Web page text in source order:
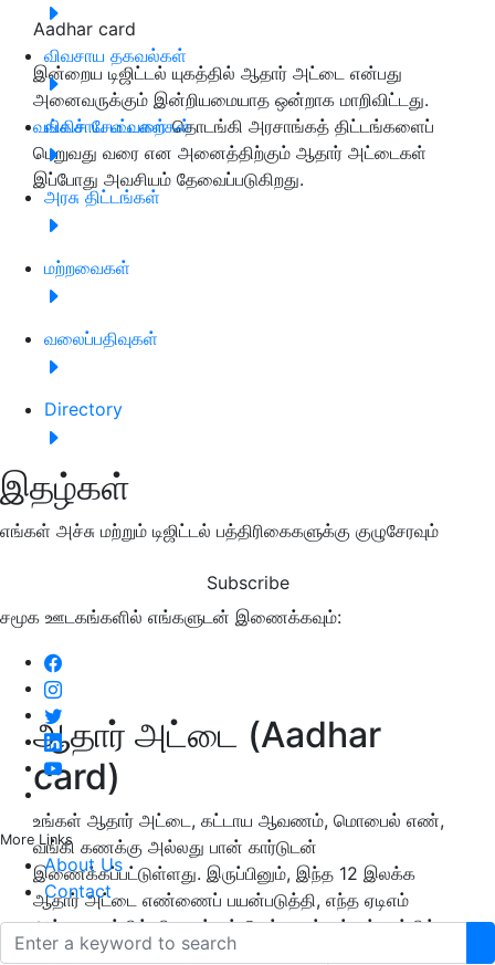
விவசாய தகவல்கள்
விவசாய பட்டறைகள்
அரசு திட்டங்கள்
மற்றவைகள்
வலைப்பதிவுகள்
Directory
இதழ்கள்
எங்கள் அச்சு மற்றும் டிஜிட்டல் பத்திரிகைகளுக்கு குழுசேரவும்
Subscribe
சமூக ஊடகங்களில் எங்களுடன் இணைக்கவும்:
More Links
About Us
Contact
Aadhar card
இன்றைய டிஜிட்டல் யுகத்தில் ஆதார் அட்டை என்பது
அனைவருக்கும் இன்றியமையாத ஒன்றாக மாறிவிட்டது.
வங்கிச் சேவைகள்தொடங்கி அரசாங்கத் திட்டங்களைப்
பெறுவது வரை என அனைத்திற்கும் ஆதார் அட்டைகள்
இப்போது அவசியம் தேவைப்படுகிறது.
ஆதார் அட்டை (Aadhar
card)
உங்கள் ஆதார் அட்டை, கட்டாய ஆவணம், மொபைல் எண்,
வங்கி கணக்கு அல்லது பான் கார்டுடன்
இணைக்கப்பட்டுள்ளது. இருப்பினும், இந்த 12 இலக்க
ஆதார் அட்டை எண்ணைப் பயன்படுத்தி, எந்த ஏடிஎம்
அல்லது வங்கிக் கிளைக்கும் செல்லாமல் உங்கள் வங்கிக்
கணக்கு இருப்பைச் சரிபார்க்கலாம் என்பது உங்களில்